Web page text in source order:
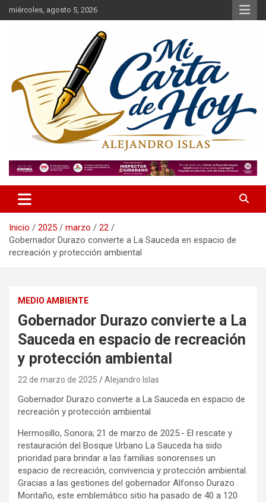
Saltar
al
miércoles, agosto 5, 2026
Mi Carta de Hoy
Inicio 2025 marzo
22
Gobernador Durazo convierte a La Sauceda en espacio de
recreación y protección ambiental
MEDIO AMBIENTE
Gobernador Durazo convierte a La
Sauceda en espacio de recreación
y protección ambiental
22 de marzo de 2025 Alejandro Islas
Gobernador Durazo convierte a La Sauceda en espacio de
recreación y protección ambiental
Hermosillo, Sonora; 21 de marzo de 2025.- El rescate y
restauración del Bosque Urbano La Sauceda ha sido
prioridad para brindar a las familias sonorenses un
espacio de recreación, convivencia y protección ambiental.
Gracias a las gestiones del gobernador Alfonso Durazo
Montaño, este emblemático sitio ha pasado de 40 a 120